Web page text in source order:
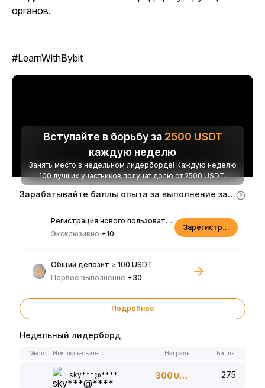
органов.
#LearnWithBybit
Вступайте в борьбу за 2500 USDT
каждую неделю
Занять место в недельном лидерборде! Каждую неделю
100 лучших участников получат долю от 2500 USDT.
Зарабатывайте баллы опыта за выполнение заданий
Регистрация нового пользователя
Эксклюзивно +10
Зарегистрироваться
Общий депозит ≥ 100 USDT
Первое выполнение +30
Подробнее
Недельный лидерборд
Место Имя пользователя Награды Баллы
sky***@**** 300 USDT 275